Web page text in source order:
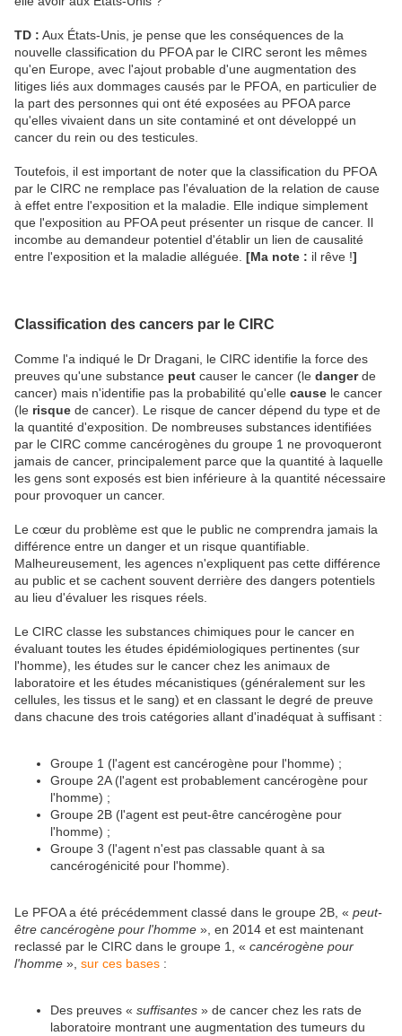
TD : Aux États-Unis, je pense que les conséquences de la
nouvelle classification du PFOA par le CIRC seront les mêmes
qu'en Europe, avec l'ajout probable d'une augmentation des
litiges liés aux dommages causés par le PFOA, en particulier de
la part des personnes qui ont été exposées au PFOA parce
qu'elles vivaient dans un site contaminé et ont développé un
cancer du rein ou des testicules.
Toutefois, il est important de noter que la classification du PFOA
par le CIRC ne remplace pas l'évaluation de la relation de cause
à effet entre l'exposition et la maladie. Elle indique simplement
que l'exposition au PFOA peut présenter un risque de cancer. Il
incombe au demandeur potentiel d'établir un lien de causalité
entre l'exposition et la maladie alléguée. [Ma note : il rêve !]
Classification des cancers par le CIRC
Comme l'a indiqué le Dr Dragani, le CIRC identifie la force des
preuves qu'une substance peut causer le cancer (le dangerde
cancer) mais n'identifie pas la probabilité qu'elle cause le cancer
(le risque de cancer). Le risque de cancer dépend du type et de
la quantité d'exposition. De nombreuses substances identifiées
par le CIRC comme cancérogènes du groupe 1 ne provoqueront
jamais de cancer, principalement parce que la quantité à laquelle
les gens sont exposés est bien inférieure à la quantité nécessaire
pour provoquer un cancer.
Le cœur du problème est que le public ne comprendra jamais la
différence entre un danger et un risque quantifiable.
Malheureusement, les agences n'expliquent pas cette différence
au public et se cachent souvent derrière des dangers potentiels
au lieu d'évaluer les risques réels.
Le CIRC classe les substances chimiques pour le cancer en
évaluant toutes les études épidémiologiques pertinentes (sur
l'homme), les études sur le cancer chez les animaux de
laboratoire et les études mécanistiques (généralement sur les
cellules, les tissus et le sang) et en classant le degré de preuve
dans chacune des trois catégories allant d'inadéquat à suffisant :
Groupe 1 (l'agent est cancérogène pour l'homme) ;
Groupe 2A (l'agent est probablement cancérogène pour
l'homme) ;
Groupe 2B (l'agent est peut-être cancérogène pour
l'homme) ;
Groupe 3 (l'agent n'est pas classable quant à sa
cancérogénicité pour l'homme).
Le PFOA a été précédemment classé dans le groupe 2B, « peut-
être cancérogène pour l'homme », en 2014 et est maintenant
reclassé par le CIRC dans le groupe 1, « cancérogène pour
l'homme », sur ces bases :
Des preuves « suffisantes » de cancer chez les rats de
laboratoire montrant une augmentation des tumeurs du